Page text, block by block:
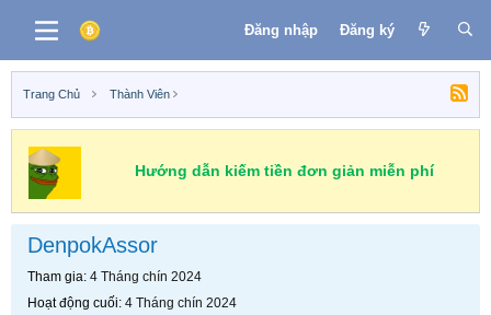
Đăng nhập Đăng ký
Trang Chủ Thành Viên
Hướng dẫn kiếm tiền đơn giản miễn phí
DenpokAssor
Tham gia 4 Tháng chín 2024
Hoạt động cuối 4 Tháng chín 2024